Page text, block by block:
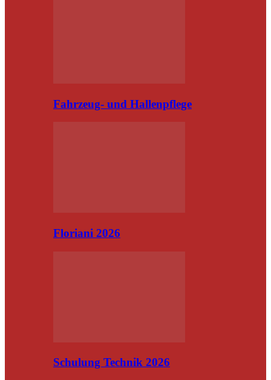
Fahrzeug- und Hallenpflege
Floriani 2026
Schulung Technik 2026